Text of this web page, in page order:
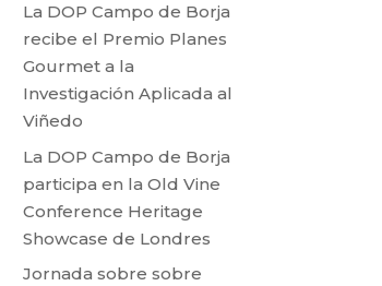
La DOP Campo de Borja
recibe el Premio Planes
Gourmet a la
Investigación Aplicada al
Viñedo
La DOP Campo de Borja
participa en la Old Vine
Conference Heritage
Showcase de Londres
Jornada sobre sobre